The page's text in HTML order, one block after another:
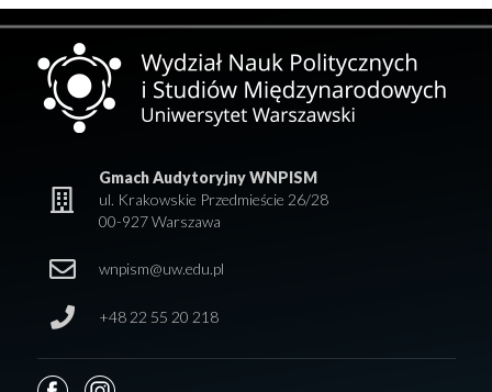
Gmach Audytoryjny WNPISM
ul. Krakowskie Przedmieście 26/28
00-927 Warszawa
wnpism@uw.edu.pl
+48 22 55 20 218